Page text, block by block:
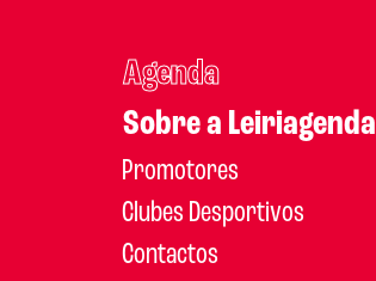
Agenda
Sobre a Leiriagenda
Promotores
Clubes Desportivos
Contactos